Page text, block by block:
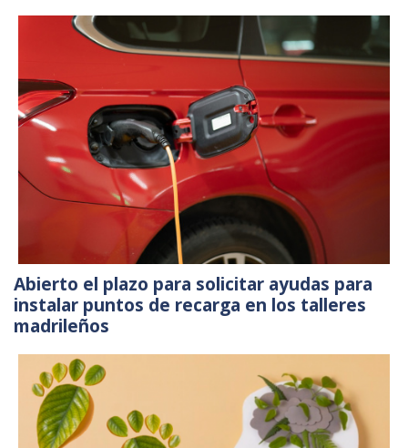
Abierto el plazo para solicitar ayudas para
instalar puntos de recarga en los talleres
madrileños